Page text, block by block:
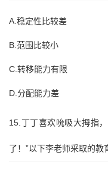
A.稳定性比较差
B.范围比较小
C.转移能力有限
D.分配能力差
15.丁丁喜欢吮吸大拇指
了！”以下李老师采取的教